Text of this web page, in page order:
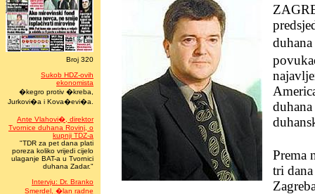
Broj 320
Sukob HDZ-ovih
ekonomista
�kegro protiv �kreba,
Jurkovi�a i Kova�evi�a.
Ante Vlahovi�, direktor
Tvornice duhana Rovinj, o
kupnji TDZ-a
"TDR za pet dana plati
poreza koliko vrijedi cijelo
ulaganje BAT-a u Tvornici
duhana Zadar."
Intervju: Dr. Branko
Smerdel, �lan radne
Prema
tri